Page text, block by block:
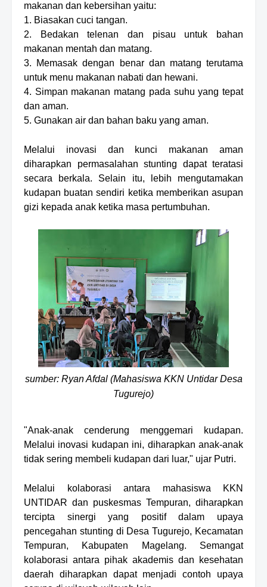
makanan dan kebersihan yaitu:
1. Biasakan cuci tangan.
2. Bedakan telenan dan pisau untuk bahan
makanan mentah dan matang.
3. Memasak dengan benar dan matang terutama
untuk menu makanan nabati dan hewani.
4. Simpan makanan matang pada suhu yang tepat
dan aman.
5. Gunakan air dan bahan baku yang aman.
Melalui inovasi dan kunci makanan aman
diharapkan permasalahan stunting dapat teratasi
secara berkala. Selain itu, lebih mengutamakan
kudapan buatan sendiri ketika memberikan asupan
gizi kepada anak ketika masa pertumbuhan.
sumber: Ryan Afdal (Mahasiswa KKN Untidar Desa
Tugurejo)
"Anak-anak cenderung menggemari kudapan.
Melalui inovasi kudapan ini, diharapkan anak-anak
tidak sering membeli kudapan dari luar," ujar Putri.
Melalui kolaborasi antara mahasiswa KKN
UNTIDAR dan puskesmas Tempuran, diharapkan
tercipta sinergi yang positif dalam upaya
pencegahan stunting di Desa Tugurejo, Kecamatan
Tempuran, Kabupaten Magelang. Semangat
kolaborasi antara pihak akademis dan kesehatan
daerah diharapkan dapat menjadi contoh upaya